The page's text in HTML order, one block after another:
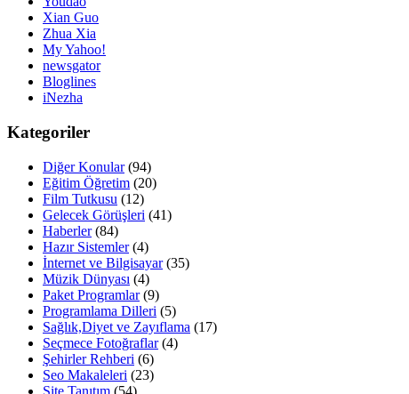
Xian Guo
Zhua Xia
My Yahoo!
newsgator
Bloglines
iNezha
Kategoriler
Diğer Konular(94)
Eğitim Öğretim (20)
Film Tutkusu (12)
Gelecek Görüşleri (41)
Haberler(84)
Hazır Sistemler(4)
İnternet ve Bilgisayar(35)
Müzik Dünyası (4)
Paket Programlar(9)
Programlama Dilleri (5)
Sağlık,Diyet ve Zayıflama (17)
Seçmece Fotoğraflar(4)
Şehirler Rehberi (6)
Seo Makaleleri (23)
Site Tanıtım (54)